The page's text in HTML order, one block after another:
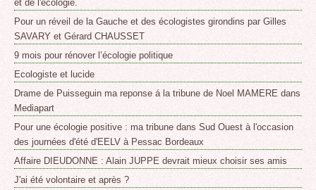
et de l'écologie.
Pour un réveil de la Gauche et des écologistes girondins par Gilles
SAVARY et Gérard CHAUSSET
9 mois pour rénover l’écologie politique
Ecologiste et lucide
Drame de Puisseguin ma reponse á la tribune de Noel MAMERE dans
Mediapart
Pour une écologie positive : ma tribune dans Sud Ouest à l'occasion
des journées d'été d'EELV à Pessac Bordeaux
Affaire DIEUDONNE : Alain JUPPE devrait mieux choisir ses amis
J'ai été volontaire et après ?